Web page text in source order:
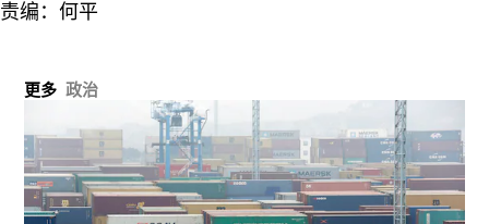
责编：何平
更多 政治